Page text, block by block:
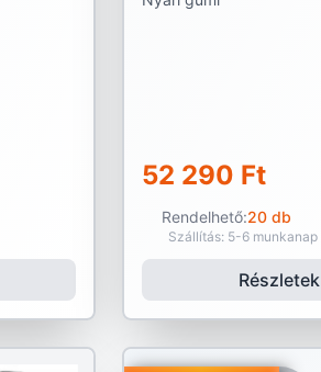
52 290 Ft
Rendelhető:20 db
Szállítás: 5-6 munkanap
Részletek